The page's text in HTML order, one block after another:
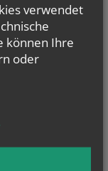
verwendet
können Ihre
oder